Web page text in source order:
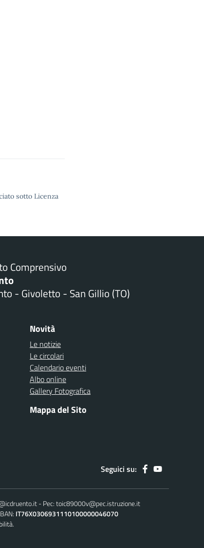
sotto Licenza
Comprensivo
- Givoletto - San Gillio (TO)
Novità
Le notizie
Le circolari
Calendario eventi
Albo online
Gallery Fotografica
Mappa del Sito
Seguici su:
Pec:toic89000v@pec.istruzione.it
IT76X0306931110100000046070